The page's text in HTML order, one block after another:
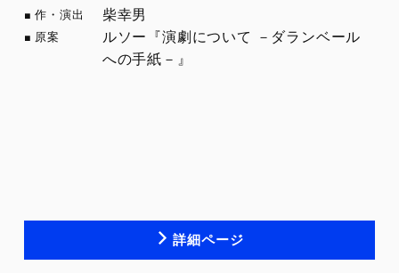
作・演出 柴幸男
原案
ルソー『演劇について －ダランベール
への手紙－』
詳細ページ